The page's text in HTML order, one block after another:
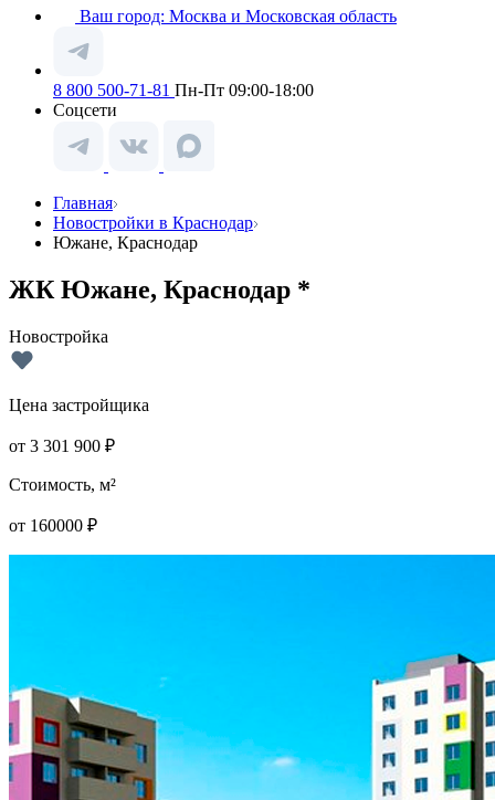
Ваш город: Москва и Московская область
8 800 500-71-81 Пн-Пт 09:00-18:00
Соцсети
Главная
Новостройки в Краснодар
Южане, Краснодар
ЖК Южане, Краснодар *
Новостройка
Цена застройщика
от 3 301 900 ₽
Стоимость, м²
от 160000 ₽